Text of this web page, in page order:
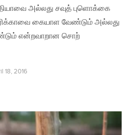
அல்லது சவுத் புளொக்கை
கையாள வேண்டும் அல்லது
என்றவாறான சொற்
18, 2016